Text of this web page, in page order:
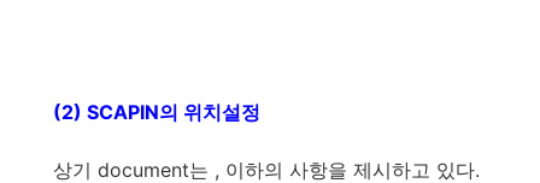
(2) SCAPIN의 위치설정
상기 document는 , 이하의 사항을 제시하고 있다.